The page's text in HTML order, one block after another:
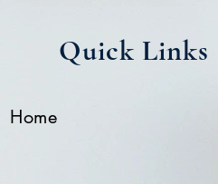
Quick Links
Home